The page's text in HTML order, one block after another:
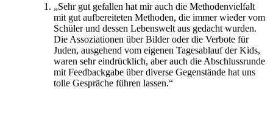
„Sehr gut gefallen hat mir auch die Methodenvielfalt
mit gut aufbereiteten Methoden, die immer wieder vom
Schüler und dessen Lebenswelt aus gedacht wurden.
Die Assoziationen über Bilder oder die Verbote für
Juden, ausgehend vom eigenen Tagesablauf der Kids,
waren sehr eindrücklich, aber auch die Abschlussrunde
mit Feedbackgabe über diverse Gegenstände hat uns
tolle Gespräche führen lassen.“